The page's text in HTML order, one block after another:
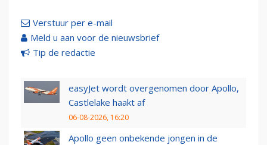
Verstuur per e-mail
Meld u aan voor de nieuwsbrief
Tip de redactie
easyJet wordt overgenomen door Apollo,
Castlelake haakt af
06-08-2026, 16:20
Apollo geen onbekende jongen in de